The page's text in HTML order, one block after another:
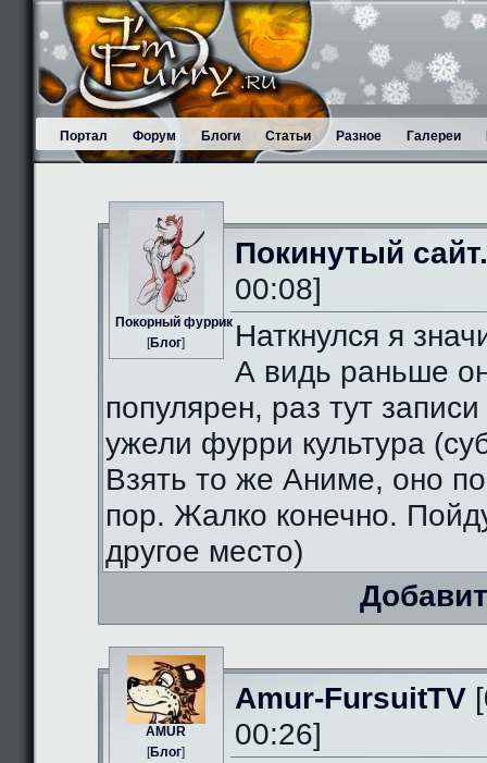
Портал Форум Блоги Статьи Разное Галереи
Пoкорный фуррик
[Блог]
Покинутый сайт.
00:08]
Наткнулся я
А видь раньше
популярен, раз тут
ужели фурри культура
Взять то же Аниме, оно
пор. Жалко конечно.
другое место)
AMUR
[Блог]
Amur-FursuitTV
00:26]